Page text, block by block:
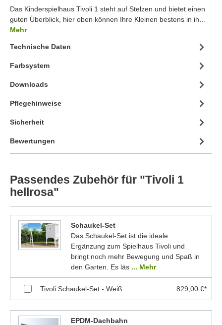
Das Kinderspielhaus Tivoli 1 steht auf Stelzen und bietet einen
guten Überblick, hier oben können Ihre Kleinen bestens in ih…
Mehr
Technische Daten
Farbsystem
Downloads
Pflegehinweise
Sicherheit
Bewertungen
Passendes Zubehör für "Tivoli 1
hellrosa"
Schaukel-Set
Das Schaukel-Set ist die ideale
Ergänzung zum Spielhaus Tivoli und
bringt noch mehr Bewegung und Spaß in
den Garten. Es läs ... Mehr
Tivoli Schaukel-Set - Weiß 829,00 €*
EPDM-Dachbahn